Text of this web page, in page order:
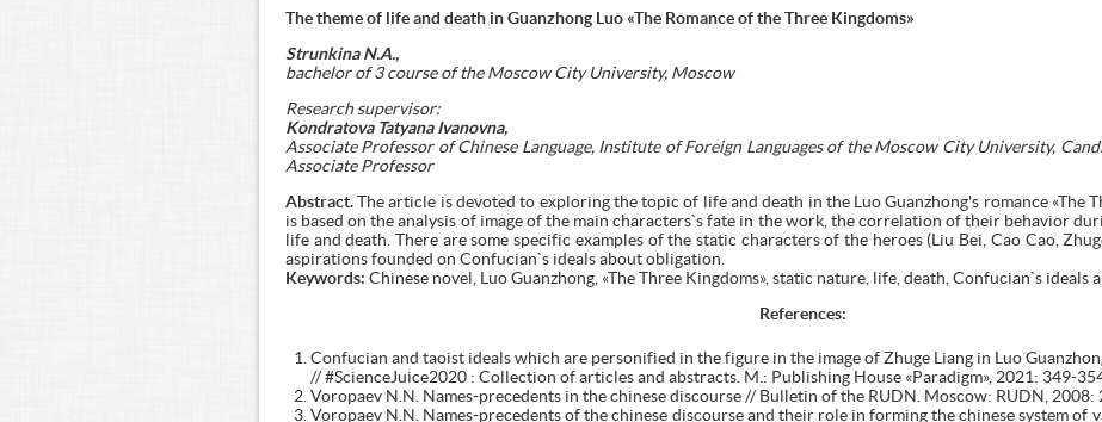
The theme of life and death in Guanzhong Luo «The Romance of the Three Kingdoms»
Strunkina N.A.,
bachelor of 3 course of the Moscow City University, Moscow
Research supervisor:
Kondratova Tatyana Ivanovna,
Associate Professor of Chinese Language, Institute of Foreign Languages of the Moscow City University,
Associate Professor
Abstract.The article is devoted to exploring the topic of life and death in the Luo Guanzhong's romance «The
is based on the analysis of image of the main characters`s fate in the work, the correlation of their behavior
life and death. There are some specific examples of the static characters of the heroes (Liu Bei, Cao Cao,
aspirations founded on Confucian`s ideals about obligation.
Keywords: Chinese novel, Luo Guanzhong, «The Three Kingdoms», static nature, life, death, Confucian`s ideals
References:
Confucian and taoist ideals which are personified in the figure in the image of Zhuge Liang in Luo
// #ScienceJuice2020 : Collection of articles and abstracts. M.: Publishing House «Paradigm», 2021: 349-
Voropaev N.N. Names-precedents in the chinese discourse // Bulletin of the RUDN. Moscow: RUDN, 2008:
Voropaev N.N. Names-precedents of the chinese discourse and their role in forming the chinese system of